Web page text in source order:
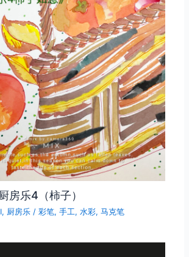
房乐4（柿子）
, 厨房乐 /彩笔,手工,水彩,马克笔